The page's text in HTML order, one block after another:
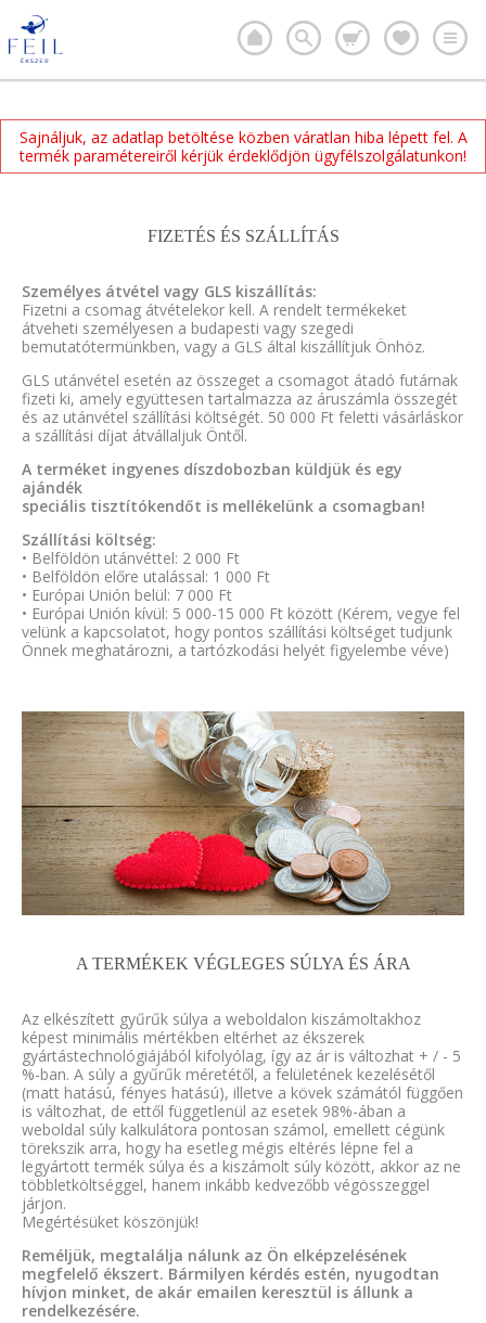
Sajnáljuk, az adatlap betöltése közben váratlan hiba lépett fel. A
termék paramétereiről kérjük érdeklődjön ügyfélszolgálatunkon!
FIZETÉS ÉS SZÁLLÍTÁS
Személyes átvétel vagy GLS kiszállítás:
Fizetni a csomag átvételekor kell. A rendelt termékeket
átveheti személyesen a budapesti vagy szegedi
bemutatótermünkben, vagy a GLS által kiszállítjuk Önhöz.
GLS utánvétel esetén az összeget a csomagot átadó futárnak
fizeti ki, amely együttesen tartalmazza az áruszámla összegét
és az utánvétel szállítási költségét. 50 000 Ft feletti vásárláskor
a szállítási díjat átvállaljuk Öntől.
A terméket ingyenes díszdobozban küldjük és egy
ajándék
speciális tisztítókendőt is mellékelünk a csomagban!
Szállítási költség:
• Belföldön utánvéttel: 2 000 Ft
• Belföldön előre utalással: 1 000 Ft
• Európai Unión belül: 7 000 Ft
• Európai Unión kívül: 5 000-15 000 Ft között (Kérem, vegye fel
velünk a kapcsolatot, hogy pontos szállítási költséget tudjunk
Önnek meghatározni, a tartózkodási helyét figyelembe véve)
A TERMÉKEK VÉGLEGES SÚLYA ÉS ÁRA
Az elkészített gyűrűk súlya a weboldalon kiszámoltakhoz
képest minimális mértékben eltérhet az ékszerek
gyártástechnológiájából kifolyólag, így az ár is változhat + / - 5
%-ban. A súly a gyűrűk méretétől, a felületének kezelésétől
(matt hatású, fényes hatású), illetve a kövek számától függően
is változhat, de ettől függetlenül az esetek 98%-ában a
weboldal súly kalkulátora pontosan számol, emellett cégünk
törekszik arra, hogy ha esetleg mégis eltérés lépne fel a
legyártott termék súlya és a kiszámolt súly között, akkor az ne
többletköltséggel, hanem inkább kedvezőbb végösszeggel
járjon.
Megértésüket köszönjük!
Reméljük, megtalálja nálunk az Ön elképzelésének
megfelelő ékszert. Bármilyen kérdés estén, nyugodtan
hívjon minket, de akár emailen keresztül is állunk a
rendelkezésére.